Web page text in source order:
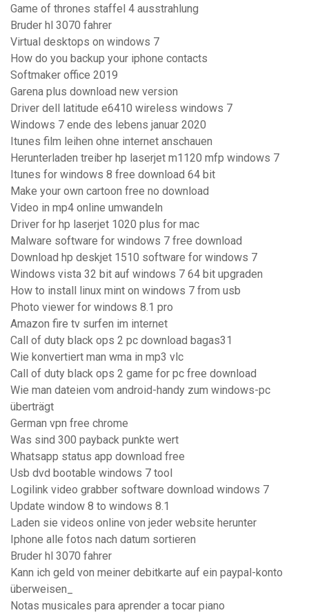
Game of thrones staffel 4 ausstrahlung
Bruder hl 3070 fahrer
Virtual desktops on windows 7
How do you backup your iphone contacts
Softmaker office 2019
Garena plus download new version
Driver dell latitude e6410 wireless windows 7
Windows 7 ende des lebens januar 2020
Itunes film leihen ohne internet anschauen
Herunterladen treiber hp laserjet m1120 mfp windows 7
Itunes for windows 8 free download 64 bit
Make your own cartoon free no download
Video in mp4 online umwandeln
Driver for hp laserjet 1020 plus for mac
Malware software for windows 7 free download
Download hp deskjet 1510 software for windows 7
Windows vista 32 bit auf windows 7 64 bit upgraden
How to install linux mint on windows 7 from usb
Photo viewer for windows 8.1 pro
Amazon fire tv surfen im internet
Call of duty black ops 2 pc download bagas31
Wie konvertiert man wma in mp3 vlc
Call of duty black ops 2 game for pc free download
Wie man dateien vom android-handy zum windows-pc
überträgt
German vpn free chrome
Was sind 300 payback punkte wert
Whatsapp status app download free
Usb dvd bootable windows 7 tool
Logilink video grabber software download windows 7
Update window 8 to windows 8.1
Laden sie videos online von jeder website herunter
Iphone alle fotos nach datum sortieren
Bruder hl 3070 fahrer
Kann ich geld von meiner debitkarte auf ein paypal-konto
überweisen_
Notas musicales para aprender a tocar piano